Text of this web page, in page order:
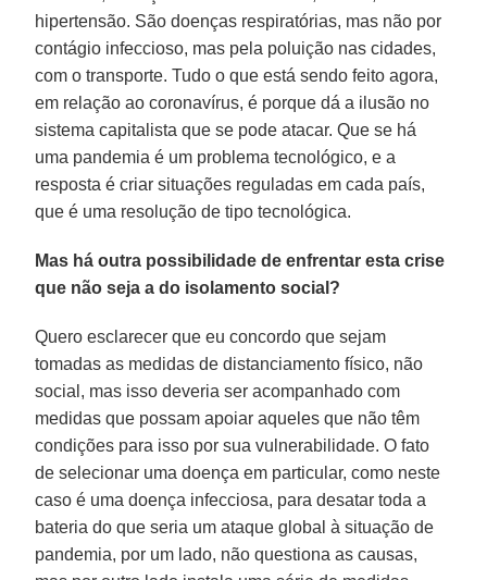
hipertensão. São doenças respiratórias, mas não por
contágio infeccioso, mas pela poluição nas cidades,
com o transporte. Tudo o que está sendo feito agora,
em relação ao coronavírus, é porque dá a ilusão no
sistema capitalista que se pode atacar. Que se há
uma pandemia é um problema tecnológico, e a
resposta é criar situações reguladas em cada país,
que é uma resolução de tipo tecnológica.
Mas há outra possibilidade de enfrentar esta crise
que não seja a do isolamento social?
Quero esclarecer que eu concordo que sejam
tomadas as medidas de distanciamento físico, não
social, mas isso deveria ser acompanhado com
medidas que possam apoiar aqueles que não têm
condições para isso por sua vulnerabilidade. O fato
de selecionar uma doença em particular, como neste
caso é uma doença infecciosa, para desatar toda a
bateria do que seria um ataque global à situação de
pandemia, por um lado, não questiona as causas,